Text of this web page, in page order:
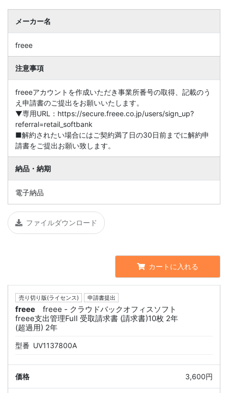
メーカー名
freee
注意事項
freeeアカウントを作成いただき事業所番号の取得、記載のう
え申請書のご提出をお願いいたします。
▼専用URL：https://secure.freee.co.jp/users/sign_up?
referral=retail_softbank
■解約されたい場合にはご契約満了日の30日前までに解約申
請書をご提出お願い致します。
納品・納期
電子納品
ファイルダウンロード
カートに入れる
売り切り版(ライセンス) 申請書提出
freee
freee - クラウドバックオフィスソフト
freee支出管理Full 受取請求書 (請求書)10枚 2年
(超過用) 2年
型番 UV1137800A
3,600円